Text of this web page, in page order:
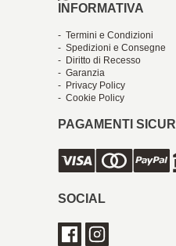
INFORMATIVA
- Termini e Condizioni
- Spedizioni e Consegne
- Diritto di Recesso
- Garanzia
- Privacy Policy
- Cookie Policy
PAGAMENTI SICURI
SOCIAL